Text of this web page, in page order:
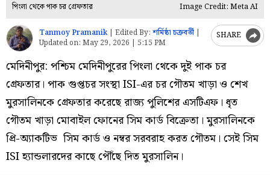
পিংলা থেকে পাক চর গ্রেফতার Image Credit: Meta AI
Tanmoy Pramanik| Edited By: শর্মিষ্ঠা চক্রবর্তী
Updated on: May 29, 2026 | 5:15 PM
SHARE
মেদিনীপুর: পশ্চিম মেদিনীপুরের পিংলা থেকে দুই পাক চর
গ্রেফতার। পাক গুপ্তচর সংস্থা ISI-এর চর গৌতম খাড়া ও শেখ
মুরসালিনকে গ্রেফতার করেছে রাজ্য পুলিশের এসটিএফ। ধৃত
গৌতম খাড়া মোবাইল ফোনের সিম কার্ড বিক্রেতা। মুরসালিনকে
প্রি-অ্যাকটিভ সিম কার্ড ও নম্বর সরবরাহ করত গৌতম। সেই সিম
ISI হ্যান্ডলারদের কাছে পৌঁছে দিত মুরসালিন।